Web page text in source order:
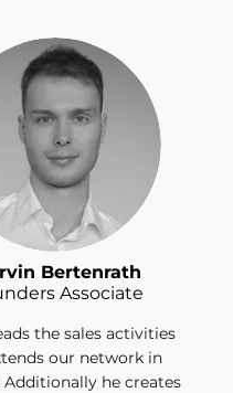
Bertenrath
Associate
the sales activities
our network in
Additionally he creates